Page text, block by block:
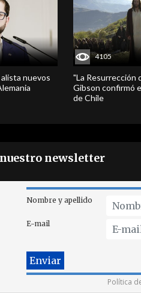
nuevos
4105
"La Resurrección
Gibson confirmó
de Chile
newsletter
Nombre y apellido
E-mail
Política